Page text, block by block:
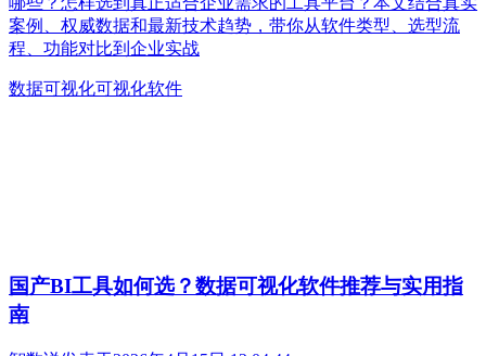
案例、权威数据和最新技术趋势，带你从软件类型、选型流
程、功能对比到企业实战
数据可视化可视化软件
国产BI工具如何选？数据可视化软件推荐与实用指
南